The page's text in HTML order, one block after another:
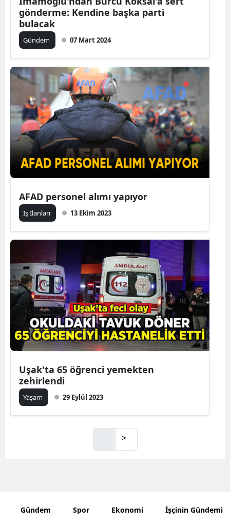
gönderme: Kendine başka parti
bulacak
Gündem 07 Mart 2024
AFAD personel alımı yapıyor
İş İlanları 13 Ekim 2023
Uşak'ta 65 öğrenci yemekten
zehirlendi
Yaşam 29 Eylül 2023
>
Gündem Spor Ekonomi İşçinin Gündemi